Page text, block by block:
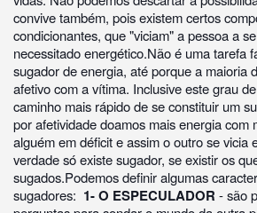
convive também, pois existem certos
condicionantes, que "viciam" a pessoa a
necessitado energético.Não é uma tarefa
sugador de energia, até porque a maioria
afetivo com a vítima. Inclusive este grau
caminho mais rápido de se constituir um
por afetividade doamos mais energia com
alguém em déficit e assim o outro se vicia
verdade só existe sugador, se existir os
sugados.Podemos definir algumas
sugadores: 1- O ESPECULADOR - são